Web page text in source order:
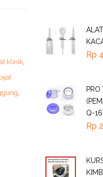
klinik,
,
Rp
Q-16
Rp